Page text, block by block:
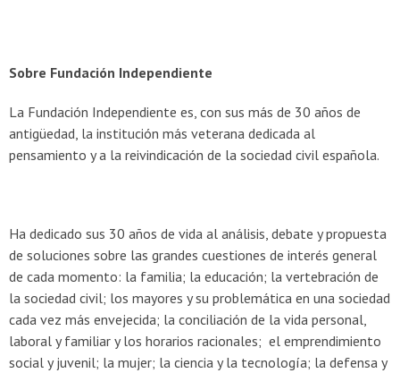
Sobre Fundación Independiente
La Fundación Independiente es, con sus más de 30 años de
antigüedad, la institución más veterana dedicada al
pensamiento y a la reivindicación de la sociedad civil española.
Ha dedicado sus 30 años de vida al análisis, debate y propuesta
de soluciones sobre las grandes cuestiones de interés general
de cada momento: la familia; la educación; la vertebración de
la sociedad civil; los mayores y su problemática en una sociedad
cada vez más envejecida; la conciliación de la vida personal,
laboral y familiar y los horarios racionales; el emprendimiento
social y juvenil; la mujer; la ciencia y la tecnología; la defensa y